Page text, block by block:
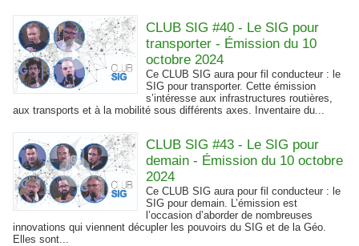
CLUB SIG #40 - Le SIG pour
transporter - Émission du 10
octobre 2024
Ce CLUB SIG aura pour fil conducteur : le
SIG pour transporter. Cette émission
s’intéresse aux infrastructures routières,
aux transports et à la mobilité sous différents axes. Inventaire du...
CLUB SIG #43 - Le SIG pour
demain - Émission du 10 octobre
2024
Ce CLUB SIG aura pour fil conducteur : le
SIG pour demain. L’émission est
l’occasion d’aborder de nombreuses
innovations qui viennent décupler les pouvoirs du SIG et de la Géo.
Elles sont...